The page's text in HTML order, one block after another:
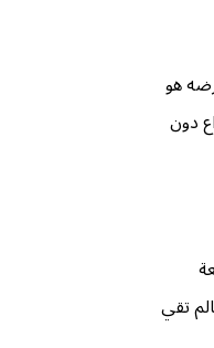
هو
دون
تقي